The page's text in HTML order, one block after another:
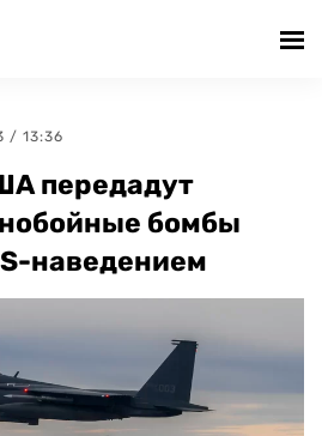
/ 13:36
передадут
бомбы
наведением